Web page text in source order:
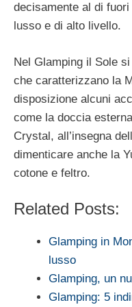
decisamente al di fuori
lusso e di alto livello.
Nel Glamping il Sole
che caratterizzano la
disposizione alcuni
come la doccia
Crystal, all’insegna
dimenticare anche la
cotone e feltro.
Related Posts:
Glamping in
lusso
Glamping, un
Glamping: 5